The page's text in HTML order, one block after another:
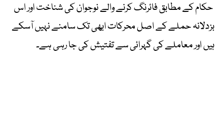
حکام کے مطابق فائرنگ کرنے والے نوجوان کی شناخت اور اس
بزدلانہ حملے کے اصل محرکات ابھی تک سامنے نہیں آسکے
ہیں اور معاملے کی گہرائی سے تفتیش کی جا رہی ہے۔